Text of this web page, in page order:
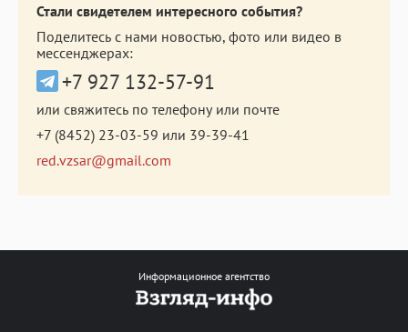
Стали свидетелем интересного события?
Поделитесь с нами новостью, фото или видео в
мессенджерах:
+7 927 132-57-91
или свяжитесь по телефону или почте
+7 (8452) 23-03-59 или 39-39-41
red.vzsar@gmail.com
Информационное агентство